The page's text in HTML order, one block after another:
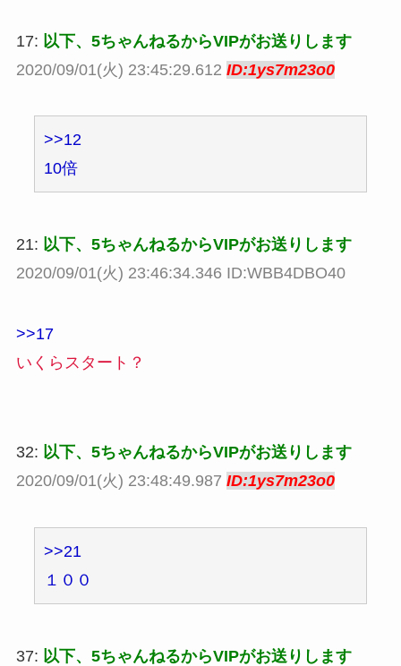
17: 以下、5ちゃんねるからVIPがお送りします
2020/09/01(火) 23:45:29.612 ID:1ys7m23o0
>>12
10倍
21: 以下、5ちゃんねるからVIPがお送りします
2020/09/01(火) 23:46:34.346 ID:WBB4DBO40
>>17
いくらスタート？
32: 以下、5ちゃんねるからVIPがお送りします
2020/09/01(火) 23:48:49.987 ID:1ys7m23o0
>>21
１００
37: 以下、5ちゃんねるからVIPがお送りします